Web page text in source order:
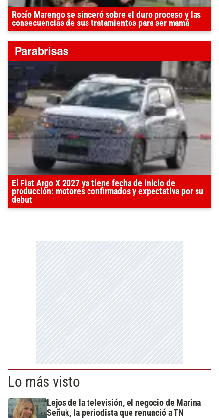
Rocío Marengo se sinceró sobre el duro proceso y las
consecuencias de sus tratamientos para ser mamá
El Fiat Argo X 2027 ya tiene fecha de inicio de
producción: motores confirmados y expectativa por su
debut
Lo más visto
Lejos de la televisión, el negocio de Marina
Señuk, la periodista que renunció a TN